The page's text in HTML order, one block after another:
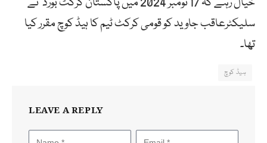
سلیکٹرعاقب جاوید کو قومی کرکٹ ٹیم کا ہیڈ کوچ مقرر کیا
تھا۔
ہیڈ کوچ
LEAVE A REPLY